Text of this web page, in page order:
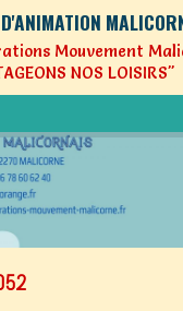
Mouvement
NOS LOISIRS"